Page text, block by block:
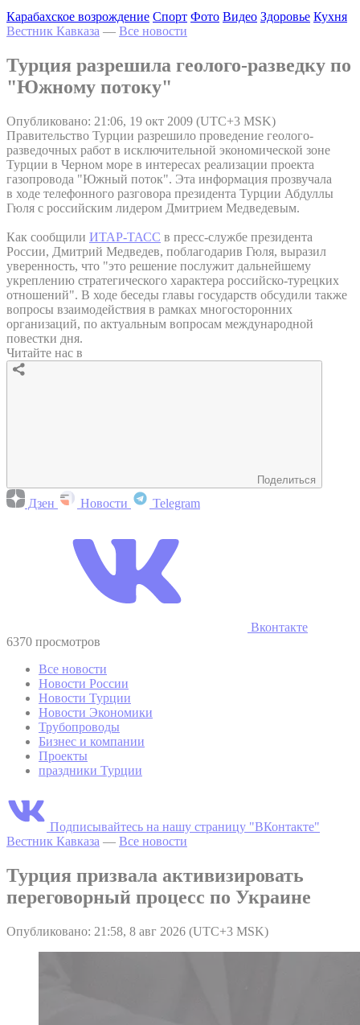
Карабахское возрождение Спорт Фото Видео Здоровье Кухня
Вестник Кавказа — Все новости
Турция разрешила геолого-разведку по
"Южному потоку"
Опубликовано: 21:06, 19 окт 2009 (UTC+3 MSK)
Правительство Турции разрешило проведение геолого-
разведочных работ в исключительной экономической зоне
Турции в Черном море в интересах реализации проекта
газопровода "Южный поток". Эта информация прозвучала
в ходе телефонного разговора президента Турции Абдуллы
Гюля с российским лидером Дмитрием Медведевым.
Как сообщили ИТАР-ТАСС в пресс-службе президента
России, Дмитрий Медведев, поблагодарив Гюля, выразил
уверенность, что "это решение послужит дальнейшему
укреплению стратегического характера российско-турецких
отношений". В ходе беседы главы государств обсудили также
вопросы взаимодействия в рамках многосторонних
организаций, по актуальным вопросам международной
повестки дня.
Читайте нас в
Поделиться
Дзен Новости Telegram
Вконтакте
6370 просмотров
Все новости
Новости России
Новости Турции
Новости Экономики
Трубопроводы
Бизнес и компании
Проекты
праздники Турции
Подписывайтесь на нашу страницу "ВКонтакте"
Вестник Кавказа — Все новости
Турция призвала активизировать
переговорный процесс по Украине
Опубликовано: 21:58, 8 авг 2026 (UTC+3 MSK)